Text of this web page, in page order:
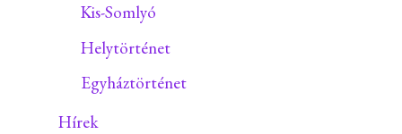
Kis-Somlyó
Helytörténet
Egyháztörténet
Hírek